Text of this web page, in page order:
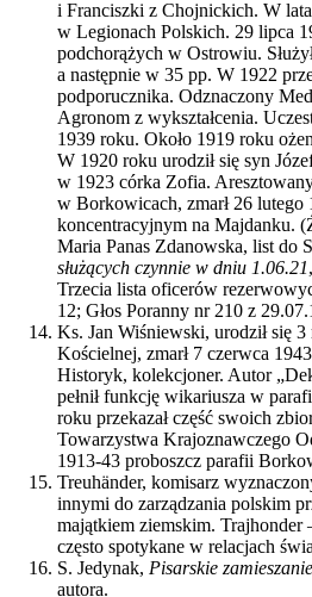
i Franciszki z Chojnickich. W
w Legionach Polskich. 29 lipca
podchorążych w Ostrowiu.
a następnie w 35 pp. W 1922
podporucznika. Odznaczony
Agronom z wykształcenia.
1939 roku. Około 1919 roku
W 1920 roku urodził się syn
w 1923 córka Zofia.
w Borkowicach, zmarł 26
koncentracyjnym na Majdanku.
Maria Panas Zdanowska, list do
służących czynnie w dniu 1.06.21
Trzecia lista oficerów
12; Głos Poranny nr 210 z
Ks. Jan Wiśniewski, urodził się
Kościelnej, zmarł 7 czerwca
Historyk, kolekcjoner. Autor
pełnił funkcję wikariusza w
roku przekazał część swoich
Towarzystwa Krajoznawczego
1913-43 proboszcz parafii
Treuhänder, komisarz
innymi do zarządzania polskim
majątkiem ziemskim. Trajhonder
często spotykane w relacjach
S. Jedynak, Pisarskie zamieszanie
autora.